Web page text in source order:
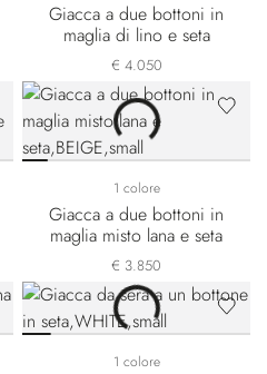
Giacca a due bottoni in
maglia di lino e seta
€ 4.050
1 colore
Giacca a due bottoni in
maglia misto lana e seta
€ 3.850
1 colore